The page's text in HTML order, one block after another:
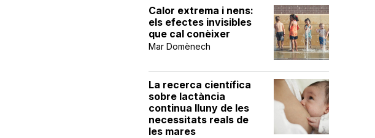
Calor extrema i nens:
els efectes invisibles
que cal conèixer
Mar Domènech
La recerca científica
sobre lactància
continua lluny de les
necessitats reals de
les mares